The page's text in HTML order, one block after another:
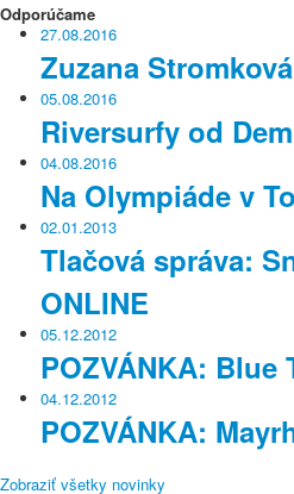
Odporúčame
27.08.2016
Zuzana
05.08.2016
Riversurfy od
04.08.2016
Na Olympiáde v
02.01.2013
Tlačová správa:
ONLINE
05.12.2012
POZVÁNKA: Blue
04.12.2012
POZVÁNKA:
Zobraziť všetky novinky